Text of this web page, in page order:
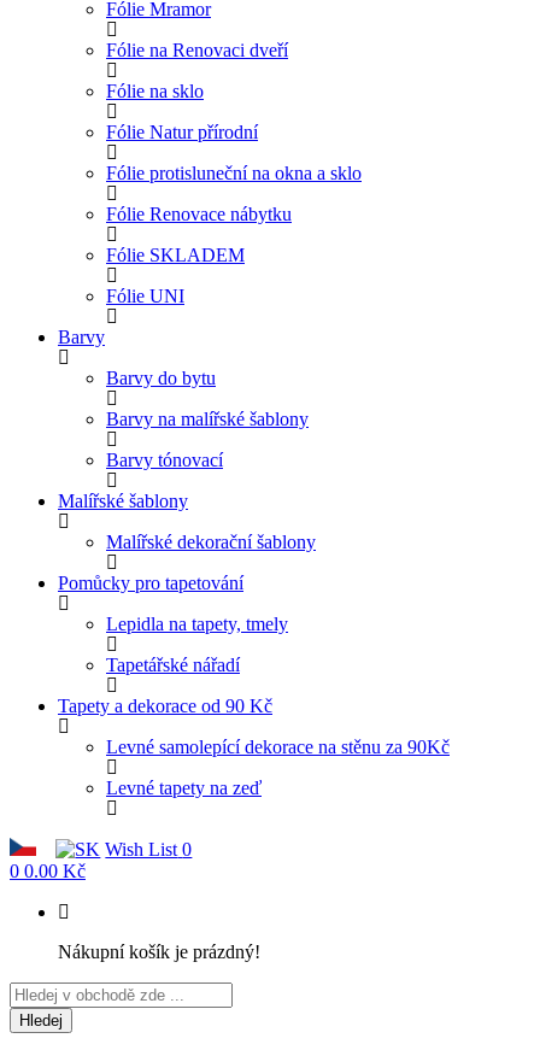
Fólie Mramor
Fólie na Renovaci dveří
Fólie na sklo
Fólie Natur přírodní
Fólie protisluneční na okna a sklo
Fólie Renovace nábytku
Fólie SKLADEM
Fólie UNI
Barvy
Barvy do bytu
Barvy na malířské šablony
Barvy tónovací
Malířské šablony
Malířské dekorační šablony
Pomůcky pro tapetování
Lepidla na tapety, tmely
Tapetářské nářadí
Tapety a dekorace od 90 Kč
Levné samolepící dekorace na stěnu za 90Kč
Levné tapety na zeď
Wish List 0
0 0.00 Kč
Nákupní košík je prázdný!
Hledej